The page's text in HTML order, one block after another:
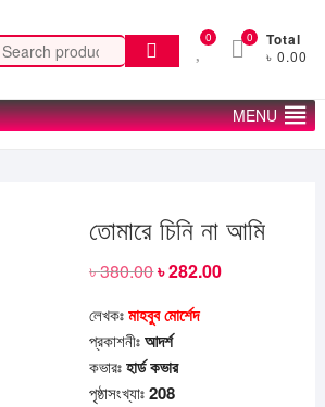
Search
for:
0 Total
৳ 0.00
0
MENU
তোমারে চিনি না আমি
৳380.00Original
৳ 380.00.
৳282.00Current
লেখকঃমাহবুব মোর্শেদ
প্রকাশনীঃআদর্শ
কভারঃহার্ড কভার
পৃষ্ঠাসংখ্যাঃ208